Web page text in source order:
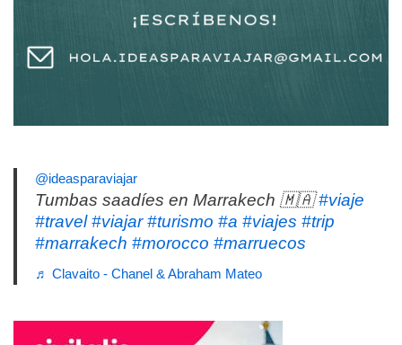
@ideasparaviajar
Tumbas saadíes en Marrakech 🇲🇦#viaje
#travel #viajar #turismo #a #viajes #trip
#marrakech #morocco #marruecos
♬ Clavaito - Chanel & Abraham Mateo